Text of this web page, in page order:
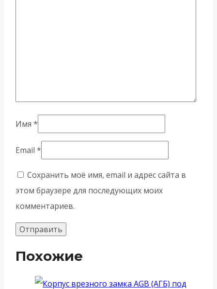
Имя *
Email *
Сохранить моё имя, email и адрес сайта в
этом браузере для последующих моих
комментариев.
Похожие